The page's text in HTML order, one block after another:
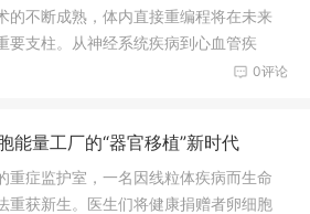
的不断成熟，体内直接重编程将在未来
要支柱。从神经系统疾病到心血管疾
修复，这一创新技术正在为现代医学开
0评论
能量工厂的“器官移植”新时代
重症监护室，一名因线粒体疾病而生命
重获新生。医生们将健康捐赠者卵细胞